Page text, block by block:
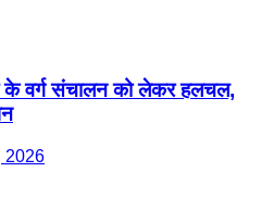
के वर्ग संचालन को लेकर हलचल,
2026